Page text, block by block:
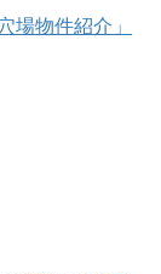
場物件紹介」